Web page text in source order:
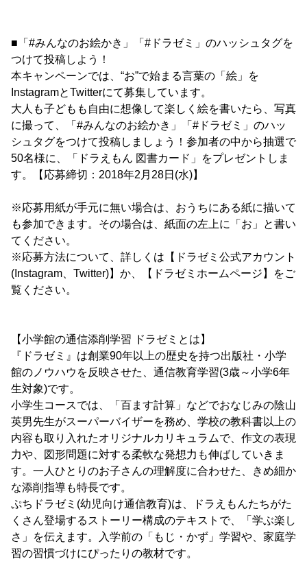
■「#みんなのお絵かき」「#ドラゼミ」のハッシュタグを
つけて投稿しよう！
本キャンペーンでは、“お”で始まる言葉の「絵」を
InstagramとTwitterにて募集しています。
大人も子どもも自由に想像して楽しく絵を書いたら、写真
に撮って、「#みんなのお絵かき」「#ドラゼミ」のハッ
シュタグをつけて投稿しましょう！参加者の中から抽選で
50名様に、「ドラえもん 図書カード」をプレゼントしま
す。【応募締切：2018年2月28日(水)】
※応募用紙が手元に無い場合は、おうちにある紙に描いて
も参加できます。その場合は、紙面の左上に「お」と書い
てください。
※応募方法について、詳しくは【ドラゼミ公式アカウント
(Instagram、Twitter)】か、【ドラゼミホームページ】をご
覧ください。
【小学館の通信添削学習 ドラゼミとは】
『ドラゼミ』は創業90年以上の歴史を持つ出版社・小学
館のノウハウを反映させた、通信教育学習(3歳～小学6年
生対象)です。
小学生コースでは、「百ます計算」などでおなじみの陰山
英男先生がスーパーバイザーを務め、学校の教科書以上の
内容も取り入れたオリジナルカリキュラムで、作文の表現
力や、図形問題に対する柔軟な発想力も伸ばしていきま
す。一人ひとりのお子さんの理解度に合わせた、きめ細か
な添削指導も特長です。
ぷちドラゼミ(幼児向け通信教育)は、ドラえもんたちがた
くさん登場するストーリー構成のテキストで、「学ぶ楽し
さ」を伝えます。入学前の「もじ・かず」学習や、家庭学
習の習慣づけにぴったりの教材です。